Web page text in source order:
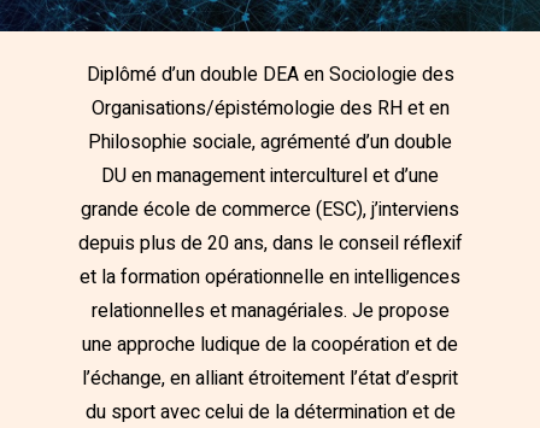
Diplômé d’un double DEA en Sociologie des
Organisations/épistémologie des RH et en
Philosophie sociale, agrémenté d’un double
DU en management interculturel et d’une
grande école de commerce (ESC), j’interviens
depuis plus de 20 ans, dans le conseil réflexif
et la formation opérationnelle en intelligences
relationnelles et managériales. Je propose
une approche ludique de la coopération et de
l’échange, en alliant étroitement l’état d’esprit
du sport avec celui de la détermination et de